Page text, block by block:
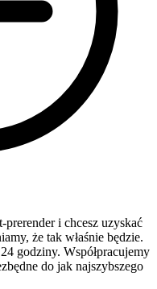
prerender i chcesz uzyskać
że tak właśnie będzie.
godziny. Współpracujemy
do jak najszybszego